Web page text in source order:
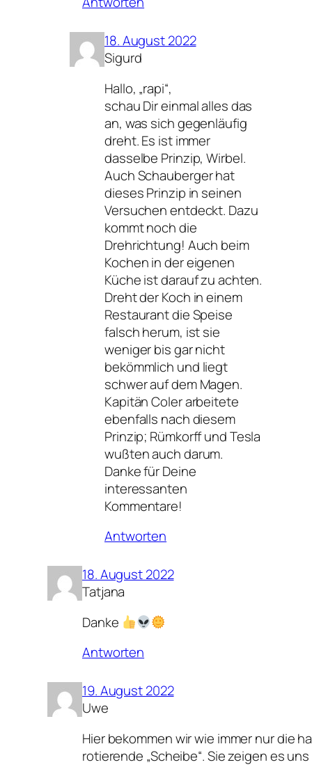
18. August 2022
Sigurd
Hallo, „rapi“,
schau Dir einmal alles das
an, was sich gegenläufig
dreht. Es ist immer
dasselbe Prinzip, Wirbel.
Auch Schauberger hat
dieses Prinzip in seinen
Versuchen entdeckt. Dazu
kommt noch die
Drehrichtung! Auch beim
Kochen in der eigenen
Küche ist darauf zu achten.
Dreht der Koch in einem
Restaurant die Speise
falsch herum, ist sie
weniger bis gar nicht
bekömmlich und liegt
schwer auf dem Magen.
Kapitän Coler arbeitete
ebenfalls nach diesem
Prinzip; Rümkorff und Tesla
wußten auch darum.
Danke für Deine
interessanten
Kommentare!
Antworten
18. August 2022
Tatjana
Danke
Antworten
19. August 2022
Uwe
Hier bekommen wir wie immer nur die
rotierende „Scheibe“. Sie zeigen es